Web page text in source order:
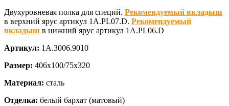
Двухуровневая полка для специй. Рекомендуемый вкладыш
в верхний ярус артикул 1A.PL07.D. Рекомендуемый
вкладыш в нижний ярус артикул 1A.PL06.D
Артикул: 1А.3006.9010
Размер: 406х100/75х320
Материал: сталь
Отделка: белый бархат (матовый)